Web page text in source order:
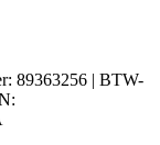
89363256 | BTW-